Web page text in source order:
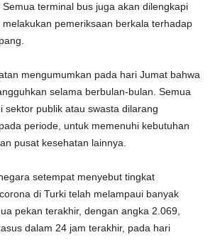
terminal bus juga akan dilengkapi
pemeriksaan berkala terhadap
mengumumkan pada hari Jumat bahwa
selama berbulan-bulan. Semua
sektor publik atau swasta dilarang
periode, untuk memenuhi kebutuhan
pusat kesehatan lainnya.
setempat menyebut tingkat
di Turki telah melampaui banyak
pekan terakhir, dengan angka 2.069,
dalam 24 jam terakhir, pada hari